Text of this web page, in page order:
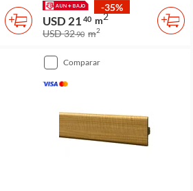
-35%
USD 21 40 m2
USD 3290 m2
comparar